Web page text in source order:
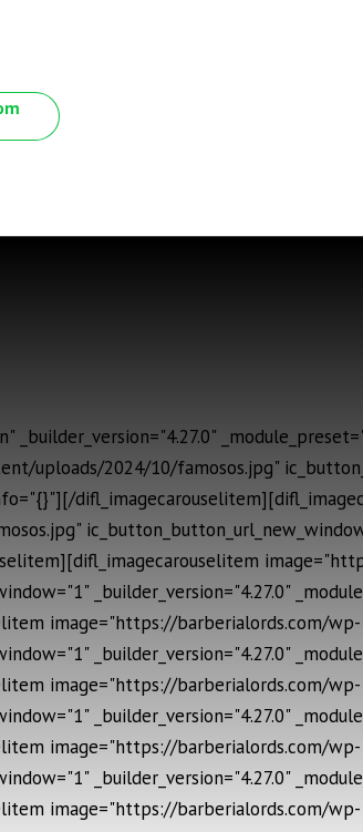
uploads/2024/10/famosos.jpg"
_builder_version="4.27.0"
image="https://barberialords.com/wp-
_builder_version="4.27.0"
image="https://barberialords.com/wp-
_builder_version="4.27.0"
image="https://barberialords.com/wp-
_builder_version="4.27.0"
image="https://barberialords.com/wp-